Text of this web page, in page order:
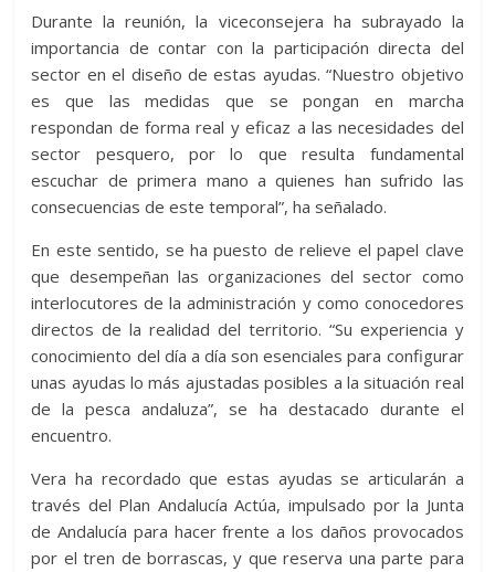
Durante la reunión, la viceconsejera ha subrayado la
importancia de contar con la participación directa del
sector en el diseño de estas ayudas. “Nuestro objetivo
es que las medidas que se pongan en marcha
respondan de forma real y eficaz a las necesidades del
sector pesquero, por lo que resulta fundamental
escuchar de primera mano a quienes han sufrido las
consecuencias de este temporal”, ha señalado.
En este sentido, se ha puesto de relieve el papel clave
que desempeñan las organizaciones del sector como
interlocutores de la administración y como conocedores
directos de la realidad del territorio. “Su experiencia y
conocimiento del día a día son esenciales para configurar
unas ayudas lo más ajustadas posibles a la situación real
de la pesca andaluza”, se ha destacado durante el
encuentro.
Vera ha recordado que estas ayudas se articularán a
través del Plan Andalucía Actúa, impulsado por la Junta
de Andalucía para hacer frente a los daños provocados
por el tren de borrascas, y que reserva una parte para